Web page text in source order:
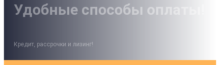
Удобные способы оплаты!
Кредит, рассрочки и лизинг!